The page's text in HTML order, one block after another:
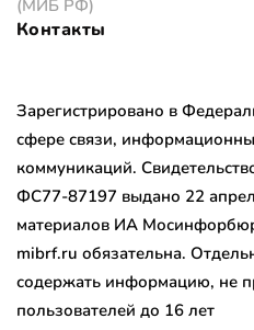
(МИБ РФ)
Контакты
Зарегистрировано в
сфере связи,
коммуникаций.
ФС77-87197 выдано 22
материалов ИА
mibrf.ru обязательна.
содержать информацию, не
пользователей до 16 лет